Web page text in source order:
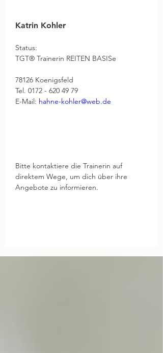
Katrin Kohler
Status:
TGT® Trainerin REITEN BASISe
78126 Koenigsfeld
Tel. 0172 - 620 49 79
E-Mail: hahne-kohler@web.de
Bitte kontaktiere die Trainerin auf
direktem Wege, um dich über ihre
Angebote zu informieren.